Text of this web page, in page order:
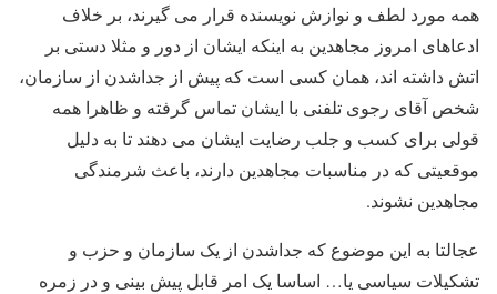
همه مورد لطف و نوازش نویسنده قرار می گیرند، بر خلاف
ادعاهای امروز مجاهدین به اینکه ایشان از دور و مثلا دستی بر
اتش داشته اند، همان کسی است که پیش از جداشدن از سازمان،
شخص آقای رجوی تلفنی با ایشان تماس گرفته و ظاهرا همه
قولی برای کسب و جلب رضایت ایشان می دهند تا به دلیل
موقعیتی که در مناسبات مجاهدین دارند، باعث شرمندگی
مجاهدین نشوند.
عجالتا به این موضوع که جداشدن از یک سازمان و حزب و
تشکیلات سیاسی یا… اساسا یک امر قابل پیش بینی و در زمره